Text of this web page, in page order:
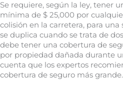
Se requiere, según la ley, tener
mínima de $ 25,000 por
colisión en la carretera, para una
se duplica cuando se trata de
debe tener una cobertura de
por propiedad dañada durante
cuenta que los expertos
cobertura de seguro más grande.